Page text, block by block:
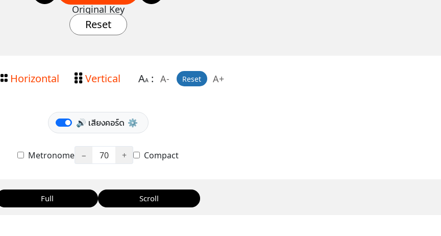
Original Key
Reset
Horizontal Vertical AA: A- Reset A+
🔊 เสียงคอร์ด ⚙️
Metronome − 70 + Compact
Full Scroll